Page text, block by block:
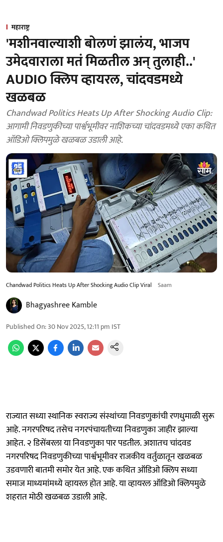
महाराष्ट्र
'मशीनवाल्याशी बोलणं झालंय, भाजप
उमेदवाराला मतं मिळतील अन् तुलाही..'
AUDIO क्लिप व्हायरल, चांदवडमध्ये
खळबळ
Chandwad Politics Heats Up After Shocking Audio Clip:
आगामी निवडणुकीच्या पार्श्वभूमीवर नाशिकच्या चांदवडमध्ये एका कथित
ऑडिओ क्लिपमुळे खळबळ उडाली आहे.
Chandwad Politics Heats Up After Shocking Audio Clip Viral Saam
Bhagyashree Kamble
Published On:30 Nov 2025, 12:11 pm IST
राज्यात सध्या स्थानिक स्वराज्य संस्थांच्या निवडणुकांची रणधुमाळी सुरू
आहे. नगरपरिषद तसेच नगरपंचायतीच्या निवडणुका जाहीर झाल्या
आहेत. २ डिसेंबरला या निवडणुका पार पडतील. अशातच चांदवड
नगरपरिषद निवडणुकीच्या पार्श्वभूमीवर राजकीय वर्तुळातून खळबळ
उडवणारी बातमी समोर येत आहे. एक कथित ऑडिओ क्लिप सध्या
समाज माध्यमांमध्ये व्हायरल होत आहे. या व्हायरल ऑडिओ क्लिपमुळे
शहरात मोठी खळबळ उडाली आहे.